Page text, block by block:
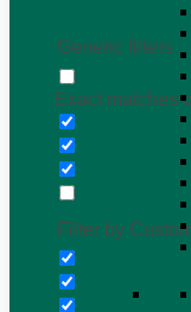
Generic filters
Exact matches
Filter by